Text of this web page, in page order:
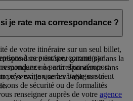
vos bagages sont
à ce principe, comme par
à partir d'un aéroport
pays exige que les bagages soient
de sécurité ou de formalités
renseigner auprès de votre agence
je rate ma correspondance ?
de votre itinéraire sur un seul billet,
est/sont garanti(s) dans la
manquez une correspondance sans
réservation sera valable sur le